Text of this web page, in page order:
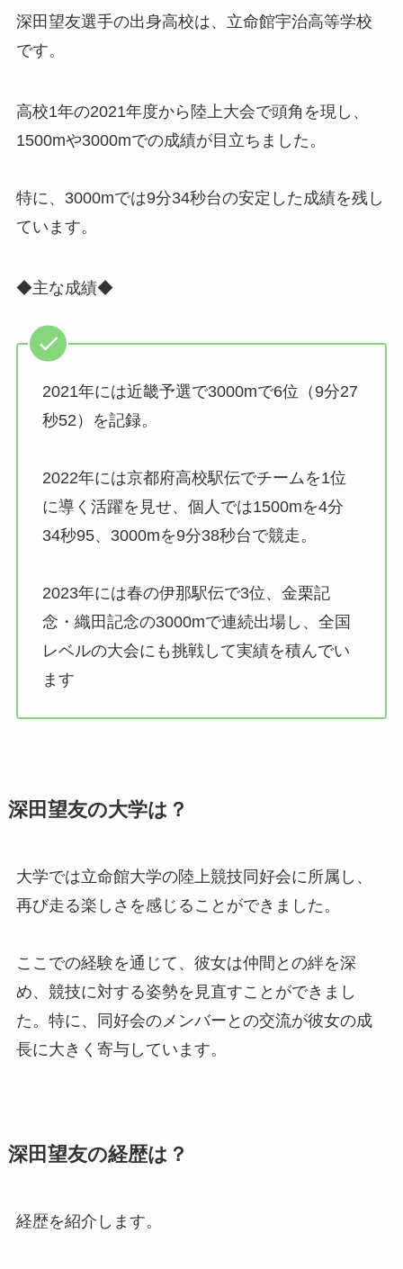
深田望友選手の出身高校は、立命館宇治高等学校
です。
高校1年の2021年度から陸上大会で頭角を現し、
1500mや3000mでの成績が目立ちました。
特に、3000mでは9分34秒台の安定した成績を残し
ています。
◆主な成績◆
2021年には近畿予選で3000mで6位（9分27
秒52）を記録。
2022年には京都府高校駅伝でチームを1位
に導く活躍を見せ、個人では1500mを4分
34秒95、3000mを9分38秒台で競走。
2023年には春の伊那駅伝で3位、金栗記
念・織田記念の3000mで連続出場し、全国
レベルの大会にも挑戦して実績を積んでい
ます
深田望友の大学は？
大学では立命館大学の陸上競技同好会に所属し、
再び走る楽しさを感じることができました。
ここでの経験を通じて、彼女は仲間との絆を深
め、競技に対する姿勢を見直すことができまし
た。特に、同好会のメンバーとの交流が彼女の成
長に大きく寄与しています。
深田望友の経歴は？
経歴を紹介します。